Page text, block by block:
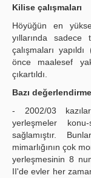
Kilise çalışmaları
Höyüğün en
yıllarında sadece
çalışmaları
önce maalesef
çıkartıldı.
Bazı
- 2002/03
yerleşmeler
sağlamıştır.
mimarlığının çok
yerleşmesinin 8
II'de evler her